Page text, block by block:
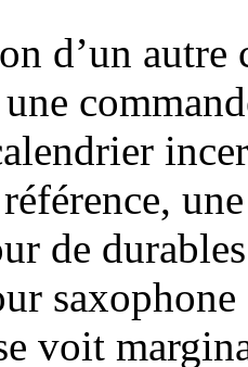
d’un autre
de
voit